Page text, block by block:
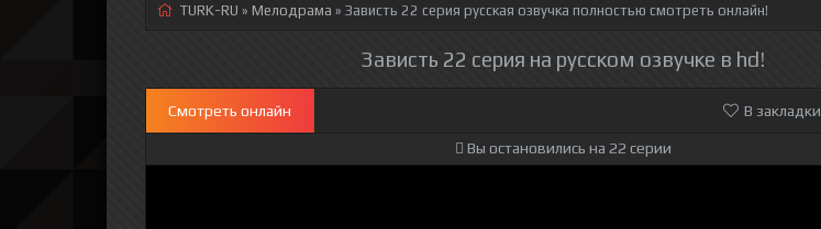
TURK-RU » Мелодрама » Зависть 22 серия русская озвучка полностью смотреть онлайн!
Зависть 22 серия на русском озвучке в hd!
Смотреть онлайн В закладки
Вы остановились на 22 серии